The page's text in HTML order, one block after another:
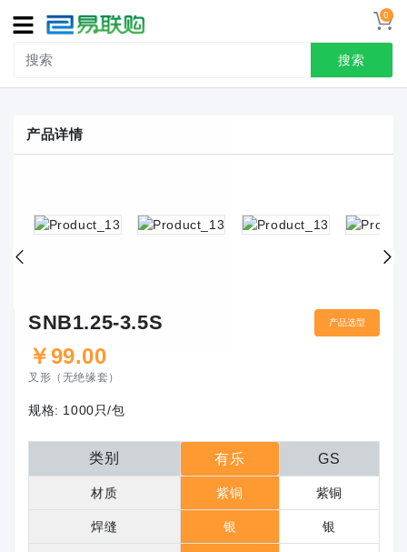
0
搜索
导
航
接线端子
联系我们
产品详情
产品选型
SNB1.25-3.5S
￥99.00
叉形（无绝缘套）
规格: 1000只/包
类别 有乐 GS
材质 紫铜 紫铜
焊缝 银 银